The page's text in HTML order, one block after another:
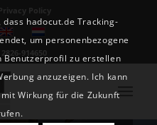
Policy
914650
hadocut.de Tracking-
um personenbezogene
Benutzerprofil zu erstellen
anzuzeigen. Ich kann
Wirkung für die Zukunft